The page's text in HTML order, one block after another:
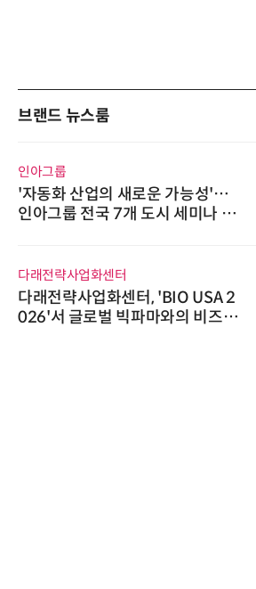
브랜드 뉴스룸
인아그룹
'자동화 산업의 새로운 가능성'…
인아그룹 전국 7개 도시 세미나 페
다래전략사업화센터
다래전략사업화센터, 'BIO USA 2
026'서 글로벌 빅파마와의 비즈니